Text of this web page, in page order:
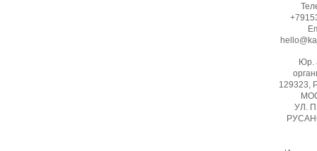
Юр.
129323,
УЛ.